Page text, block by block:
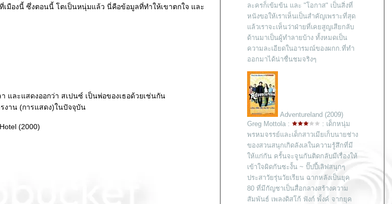
เมืองนี้ ซึ่งตอนนี้ โตเป็นหนุ่มแล้ว นี่คือข้อมูลที่ทำให้เขาตกใจ และ
และแสดงออกว่า สเปนซ์ เป็นพ่อของเธอด้วยเช่นกัน
งาน (การแสดง)ในปัจจุบัน
(2000)
ละครก็เข้มข้น และ "โอกาส" เป็นสิ่งที่
หนังขอให้เราเห็นเป็นสำคัญเพราะที่สุด
ล้วเราจะเห็นว่าฝ่ายที่เคยสูญเสียกลับ
ด้านมาเป็นผู้ทำลายบ้าง ทั้งหมดเป็น
ความละเอียดในอารมณ์ของผกก.ที่ทำ
ออกมาได้น่าชื่นชมจริงๆ
Adventureland (2009)
Greg Mottola :
: เด็กหนุ่ม
พรหมจรรย์และเด็กสาวเมียเก็บนายช่าง
ของสวนสนุกเกิดลังเลในความรู้สึกที่มี
ห้แก่กัน ครั้นจะจูนกันติดกลับมีเรื่องให้
เข้าใจผิดกันซะงั้น ~ ปั๊ปปี้เลิฟสนุกๆ
ประสาวัยรุ่นวัยเรียน ฉากหลังเป็นยุค
80 ที่มีกัญชาเป็นสื่อกลางสร้างความ
สัมพันธ์ เพลงดิสโก้ ฟังก์ พั้งค์ จากยุค